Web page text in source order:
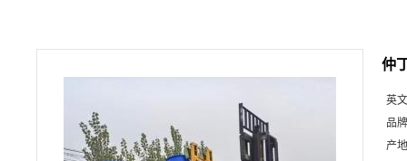
仲
英
品
产